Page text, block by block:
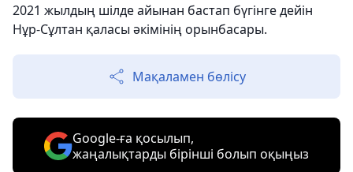
2021 жылдың шілде айынан бастап бүгінге дейін
Нұр-Сұлтан қаласы әкімінің орынбасары.
Мақаламен бөлісу
Google-ға қосылып,
жаңалықтарды бірінші болып оқыңыз